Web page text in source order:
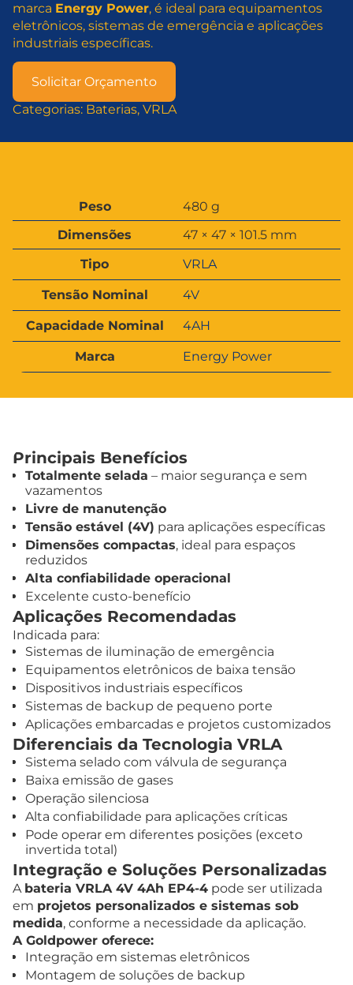
marca Energy Power, é ideal para equipamentos
eletrônicos, sistemas de emergência e aplicações
industriais específicas.
Solicitar Orçamento
Categorias: Baterias, VRLA
t
b
t
s
r
Peso
480 g
Dimensões
47 × 47 × 101.5 mm
Tipo
VRLA
Tensão Nominal 4V
Capacidade Nominal 4AH
Marca Energy Power
Principais Benefícios
Totalmente selada – maior segurança e sem
vazamentos
Livre de manutenção
Tensão estável (4V) para aplicações específicas
Dimensões compactas, ideal para espaços
reduzidos
Alta confiabilidade operacional
Excelente custo-benefício
Aplicações Recomendadas
Indicada para:
Sistemas de iluminação de emergência
Equipamentos eletrônicos de baixa tensão
Dispositivos industriais específicos
Sistemas de backup de pequeno porte
Aplicações embarcadas e projetos customizados
Diferenciais da Tecnologia VRLA
Sistema selado com válvula de segurança
Baixa emissão de gases
Operação silenciosa
Alta confiabilidade para aplicações críticas
Pode operar em diferentes posições (exceto
invertida total)
Integração e Soluções Personalizadas
A bateria VRLA 4V 4Ah EP4-4 pode ser utilizada
em projetos personalizados e sistemas sob
medida, conforme a necessidade da aplicação.
A Goldpower oferece:
Integração em sistemas eletrônicos
Montagem de soluções de backup